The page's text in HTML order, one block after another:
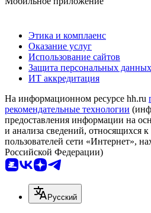
Этика и комплаенс
Оказание услуг
Использование сайтов
Защита персональных данных
ИТ аккредитация
На информационном ресурсе hh.ru
рекомендательные технологии
предоставления информации на
и анализа сведений, относящихся
пользователей сети «Интернет»,
Российской Федерации)
Русский